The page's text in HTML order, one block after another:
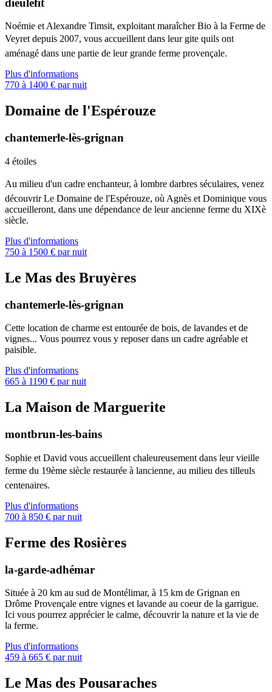
Noémie et Alexandre Timsit, exploitant maraîcher Bio à la Ferme de
Veyret depuis 2007, vous accueillent dans leur gite quils ont
aménagé dans une partie de leur grande ferme provençale.
Plus d'informations
770 à 1400 € par nuit
Domaine de l'Espérouze
chantemerle-lès-grignan
4 étoiles
Au milieu d'un cadre enchanteur, à lombre darbres séculaires, venez
découvrir Le Domaine de l'Espérouze, où Agnès et Dominique vous
accueilleront, dans une dépendance de leur ancienne ferme du XIXè
siècle.
Plus d'informations
750 à 1500 € par nuit
Le Mas des Bruyères
chantemerle-lès-grignan
Cette location de charme est entourée de bois, de lavandes et de
vignes... Vous pourrez vous y reposer dans un cadre agréable et
paisible.
Plus d'informations
665 à 1190 € par nuit
La Maison de Marguerite
montbrun-les-bains
Sophie et David vous accueillent chaleureusement dans leur vieille
ferme du 19ème siècle restaurée à lancienne, au milieu des tilleuls
centenaires.
Plus d'informations
700 à 850 € par nuit
Ferme des Rosières
la-garde-adhémar
Située à 20 km au sud de Montélimar, à 15 km de Grignan en
Drôme Provençale entre vignes et lavande au coeur de la garrigue.
Ici vous pourrez apprécier le calme, découvrir la nature et la vie de
la ferme.
Plus d'informations
459 à 665 € par nuit
Le Mas des Pousaraches